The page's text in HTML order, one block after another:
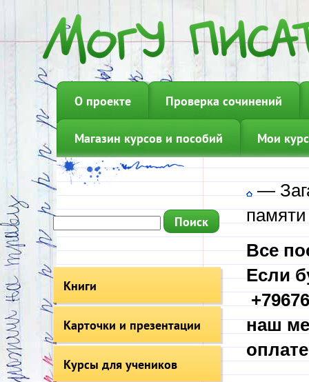
О проекте Проверка сочинений
Магазин курсов и пособий Мои
Книги
Карточки и презентации
Курсы для учеников
—
памяти
Все
Если
наш